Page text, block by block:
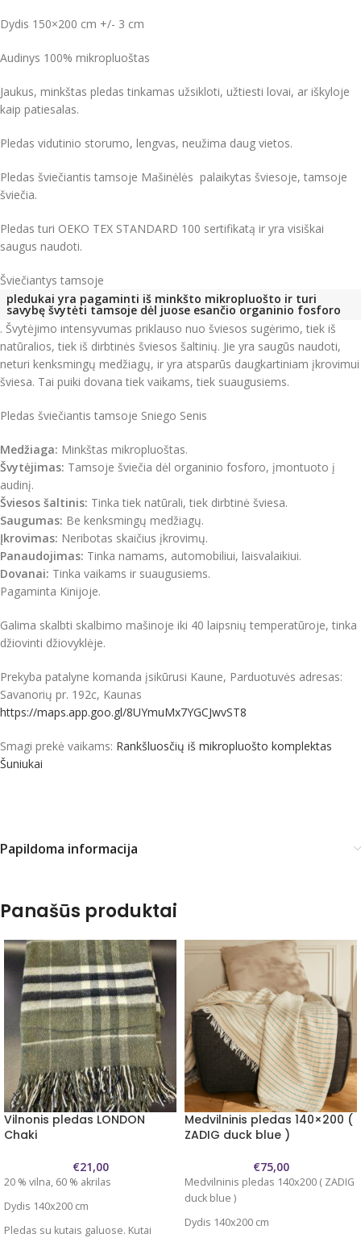
Dydis 150×200 cm +/- 3 cm
Audinys 100% mikropluoštas
Jaukus, minkštas pledas tinkamas užsikloti, užtiesti lovai, ar iškyloje
kaip patiesalas.
Pledas vidutinio storumo, lengvas, neužima daug vietos.
Pledas šviečiantis tamsoje Mašinėlės palaikytas šviesoje, tamsoje
šviečia.
Pledas turi OEKO TEX STANDARD 100 sertifikatą ir yra visiškai
saugus naudoti.
Šviečiantys tamsoje
pledukai yra pagaminti iš minkšto mikropluošto ir turi
savybę švytėti tamsoje dėl juose esančio organinio fosforo
. Švytėjimo intensyvumas priklauso nuo šviesos sugėrimo, tiek iš
natūralios, tiek iš dirbtinės šviesos šaltinių. Jie yra saugūs naudoti,
neturi kenksmingų medžiagų, ir yra atsparūs daugkartiniam įkrovimui
šviesa. Tai puiki dovana tiek vaikams, tiek suaugusiems.
Pledas šviečiantis tamsoje Sniego Senis
Medžiaga: Minkštas mikropluoštas.
Švytėjimas: Tamsoje šviečia dėl organinio fosforo, įmontuoto į
audinį.
Šviesos šaltinis: Tinka tiek natūrali, tiek dirbtinė šviesa.
Saugumas: Be kenksmingų medžiagų.
Įkrovimas: Neribotas skaičius įkrovimų.
Panaudojimas: Tinka namams, automobiliui, laisvalaikiui.
Dovanai: Tinka vaikams ir suaugusiems.
Pagaminta Kinijoje.
Galima skalbti skalbimo mašinoje iki 40 laipsnių temperatūroje, tinka
džiovinti džiovyklėje.
Prekyba patalyne komanda įsikūrusi Kaune, Parduotuvės adresas:
Savanorių pr. 192c, Kaunas
https://maps.app.goo.gl/8UYmuMx7YGCJwvST8
Smagi prekė vaikams: Rankšluosčių iš mikropluošto komplektas
Šuniukai
Papildoma informacija
Panašūs produktai
Vilnonis pledas LONDON
Chaki
€21,00
20 % vilna, 60 % akrilas
Dydis 140x200 cm
Pledas su kutais galuose. Kutai
Medvilninis pledas 140×200 (
ZADIG duck blue )
€75,00
Medvilninis pledas 140x200 ( ZADIG
duck blue )
Dydis 140x200 cm